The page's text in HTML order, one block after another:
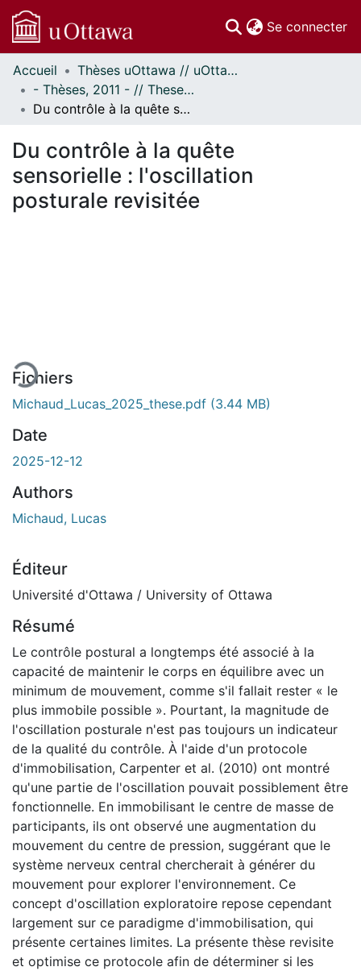
Se connecter
Communautés
et collections
Parcourir
À propos
Accueil
Thèses uOttawa // uOttawa Theses
- Thèses, 2011 - // Theses, 2011 -
Du contrôle à la quête sensorielle : l'oscillation posturale revisitée
Du contrôle à la quête
sensorielle : l'oscillation
posturale revisitée
Fichiers
Michaud_Lucas_2025_these.pdf (3.44 MB)
Date
2025-12-12
Authors
Michaud, Lucas
Éditeur
Université d'Ottawa / University of Ottawa
Résumé
Le contrôle postural a longtemps été associé à la
capacité de maintenir le corps en équilibre avec un
minimum de mouvement, comme s'il fallait rester « le
plus immobile possible ». Pourtant, la magnitude de
l'oscillation posturale n'est pas toujours un indicateur
de la qualité du contrôle. À l'aide d'un protocole
d'immobilisation, Carpenter et al. (2010) ont montré
qu'une partie de l'oscillation pouvait possiblement être
fonctionnelle. En immobilisant le centre de masse de
participants, ils ont observé une augmentation du
mouvement du centre de pression, suggérant que le
système nerveux central chercherait à générer du
mouvement pour explorer l'environnement. Ce
concept d'oscillation exploratoire repose cependant
largement sur ce paradigme d'immobilisation, qui
présente certaines limites. La présente thèse revisite
et optimise ce protocole afin de déterminer si les